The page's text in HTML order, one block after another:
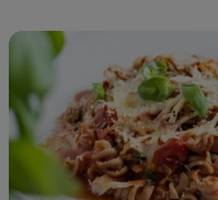
Zapekané
cestoviny
trhaným
kuracím
mäsom